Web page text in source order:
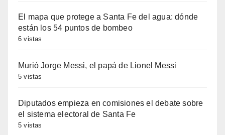
El mapa que protege a Santa Fe del agua: dónde
están los 54 puntos de bombeo
6 vistas
Murió Jorge Messi, el papá de Lionel Messi
5 vistas
Diputados empieza en comisiones el debate sobre
el sistema electoral de Santa Fe
5 vistas